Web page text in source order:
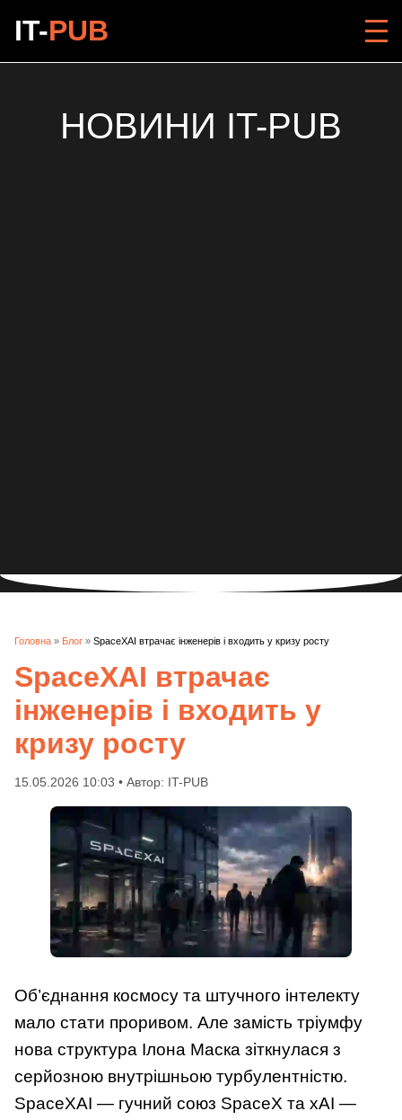
IT-PUB
НОВИНИ IT-PUB
Головна » Блог » SpaceXAI втрачає інженерів і входить у кризу росту
SpaceXAI втрачає
інженерів і входить у
кризу росту
15.05.2026 10:03 • Автор: IT-PUB
Об’єднання космосу та штучного інтелекту
мало стати проривом. Але замість тріумфу
нова структура Ілона Маска зіткнулася з
серйозною внутрішньою турбулентністю.
SpaceXAI — гучний союз SpaceX та xAI —